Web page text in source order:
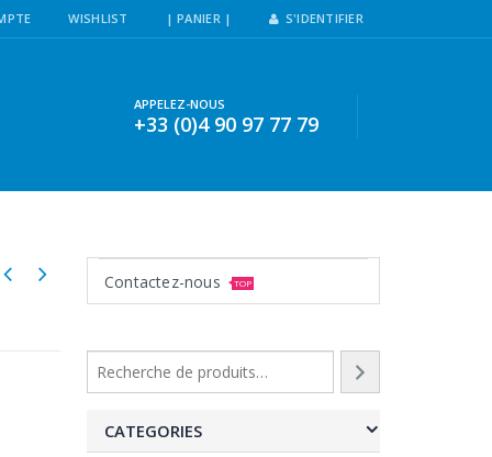
WISHLIST | PANIER | S'IDENTIFIER
APPELEZ-NOUS
+33 (0)4 90 97 77 79
Contactez-nous TOP
CATEGORIES